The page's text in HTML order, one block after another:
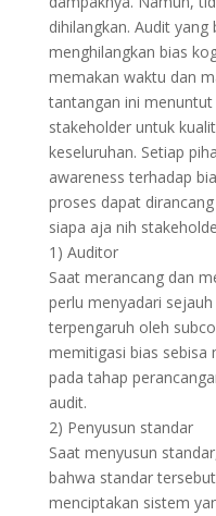
dihilangkan. Audit yang
menghilangkan bias
memakan waktu dan
tantangan ini
stakeholder untuk
keseluruhan. Setiap
awareness terhadap
proses dapat
siapa aja nih
1) Auditor
Saat merancang dan
perlu menyadari
terpengaruh oleh
memitigasi bias sebisa
pada tahap
audit.
2) Penyusun standar
Saat menyusun
bahwa standar
menciptakan sistem